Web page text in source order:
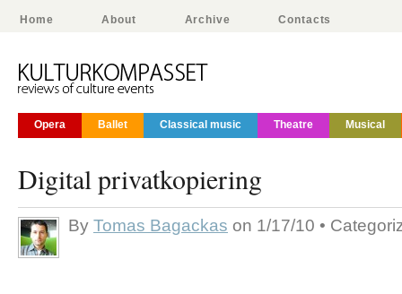
Home About Archive Contacts
Opera Ballet Classical music Theatre Musical
Digital privatkopiering
By Tomas Bagackas on 1/17/10 •